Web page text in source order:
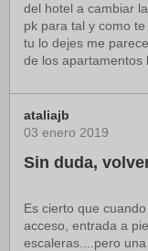
del hotel a cambiar
pk para tal y como
tu lo dejes me
de los apartamentos
ataliajb
03 enero 2019
Sin duda,
Es cierto que
acceso, entrada a
escaleras....pero